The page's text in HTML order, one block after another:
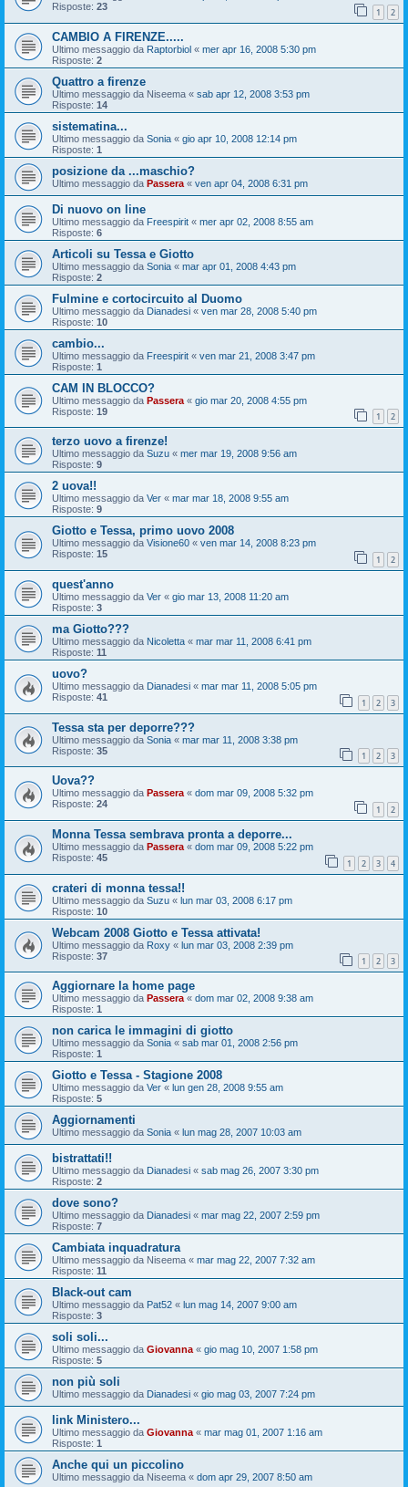
Risposte: 23 1 2
CAMBIO A FIRENZE.....
Ultimo messaggio da Raptorbiol « mer apr 16, 2008 5:30 pm
Risposte: 2
Quattro a firenze
Ultimo messaggio da Niseema « sab apr 12, 2008 3:53 pm
Risposte: 14
sistematina...
Ultimo messaggio da Sonia « gio apr 10, 2008 12:14 pm
Risposte: 1
posizione da ...maschio?
Ultimo messaggio da Passera « ven apr 04, 2008 6:31 pm
Di nuovo on line
Ultimo messaggio da Freespirit « mer apr 02, 2008 8:55 am
Risposte: 6
Articoli su Tessa e Giotto
Ultimo messaggio da Sonia « mar apr 01, 2008 4:43 pm
Risposte: 2
Fulmine e cortocircuito al Duomo
Ultimo messaggio da Dianadesi « ven mar 28, 2008 5:40 pm
Risposte: 10
cambio...
Ultimo messaggio da Freespirit « ven mar 21, 2008 3:47 pm
Risposte: 1
CAM IN BLOCCO?
Ultimo messaggio da Passera « gio mar 20, 2008 4:55 pm
Risposte: 19 1 2
terzo uovo a firenze!
Ultimo messaggio da Suzu « mer mar 19, 2008 9:56 am
Risposte: 9
2 uova!!
Ultimo messaggio da Ver « mar mar 18, 2008 9:55 am
Risposte: 9
Giotto e Tessa, primo uovo 2008
Ultimo messaggio da Visione60 « ven mar 14, 2008 8:23 pm
Risposte: 15 1 2
quest'anno
Ultimo messaggio da Ver « gio mar 13, 2008 11:20 am
Risposte: 3
ma Giotto???
Ultimo messaggio da Nicoletta « mar mar 11, 2008 6:41 pm
Risposte: 11
uovo?
Ultimo messaggio da Dianadesi « mar mar 11, 2008 5:05 pm
Risposte: 41 1 2 3
Tessa sta per deporre???
Ultimo messaggio da Sonia « mar mar 11, 2008 3:38 pm
Risposte: 35 1 2 3
Uova??
Ultimo messaggio da Passera« dom mar 09, 2008 5:32 pm
Risposte: 24 1 2
Monna Tessa sembrava pronta a deporre...
Ultimo messaggio da Passera « dom mar 09, 2008 5:22 pm
Risposte: 45 1 2 3 4
crateri di monna tessa!!
Ultimo messaggio da Suzu « lun mar 03, 2008 6:17 pm
Risposte: 10
Webcam 2008 Giotto e Tessa attivata!
Ultimo messaggio da Roxy « lun mar 03, 2008 2:39 pm
Risposte: 37 1 2 3
Aggiornare la home page
Ultimo messaggio da Passera « dom mar 02, 2008 9:38 am
Risposte: 1
non carica le immagini di giotto
Ultimo messaggio da Sonia « sab mar 01, 2008 2:56 pm
Risposte: 1
Giotto e Tessa - Stagione 2008
Ultimo messaggio da Ver « lun gen 28, 2008 9:55 am
Risposte: 5
Aggiornamenti
Ultimo messaggio da Sonia « lun mag 28, 2007 10:03 am
bistrattati!!
Ultimo messaggio da Dianadesi « sab mag 26, 2007 3:30 pm
Risposte: 2
dove sono?
Ultimo messaggio da Dianadesi « mar mag 22, 2007 2:59 pm
Risposte: 7
Cambiata inquadratura
Ultimo messaggio da Niseema « mar mag 22, 2007 7:32 am
Risposte: 11
Black-out cam
Ultimo messaggio da Pat52 « lun mag 14, 2007 9:00 am
Risposte: 3
soli soli...
Ultimo messaggio da Giovanna « gio mag 10, 2007 1:58 pm
Risposte: 5
non più soli
Ultimo messaggio da Dianadesi « gio mag 03, 2007 7:24 pm
link Ministero...
Ultimo messaggio da Giovanna « mar mag 01, 2007 1:16 am
Risposte: 1
Anche qui un piccolino
Ultimo messaggio da Niseema « dom apr 29, 2007 8:50 am